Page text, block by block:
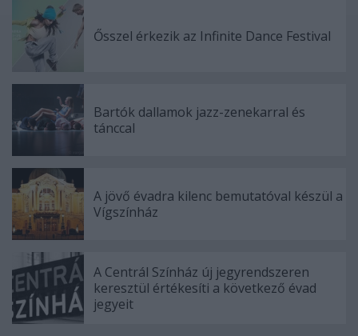
Ősszel érkezik az Infinite Dance Festival
Bartók dallamok jazz-zenekarral és
tánccal
A jövő évadra kilenc bemutatóval készül a
Vígszínház
A Centrál Színház új jegyrendszeren
keresztül értékesíti a következő évad
jegyeit